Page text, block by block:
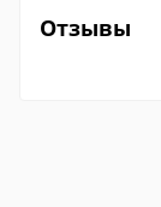
Отзывы